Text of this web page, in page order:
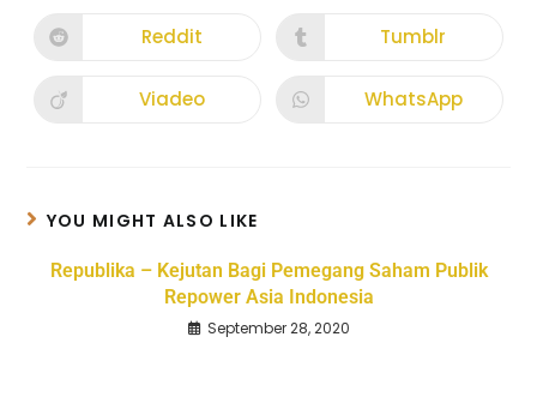
Reddit Tumblr
Viadeo WhatsApp
YOU MIGHT ALSO LIKE
Republika – Kejutan Bagi Pemegang Saham Publik
Repower Asia Indonesia
September 28, 2020